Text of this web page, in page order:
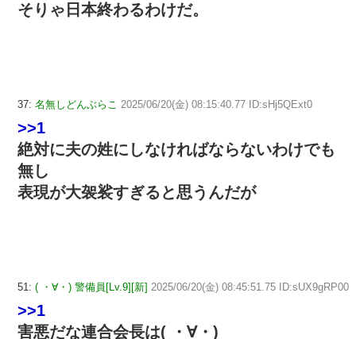
そりゃ日本終わるわけだ。
37: 名無しどんぶらこ 2025/06/20(金) 08:15:40.77 ID:sHj5QExt0
>>1
絶対に夫の姓にしなければならないわけでも
無し
表現が大袈裟すぎると思うんだが
51: ( ・∀・) 警備員[Lv.9][新] 2025/06/20(金) 08:45:51.75 ID:sUX9gRP00
>>1
害悪だな連合会長は( ・∀・)